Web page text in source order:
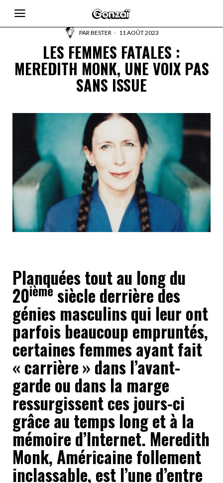
PARBESTER 11 AOÛT 2023
LES FEMMES FATALES :
MEREDITH MONK, UNE VOIX PAS
SANS ISSUE
Planquées tout au long du
20ième siècle derrière des
génies masculins qui leur ont
parfois beaucoup empruntés,
certaines femmes ayant fait
« carrière » dans l’avant-
garde ou dans la marge
ressurgissent ces jours-ci
grâce au temps long et à la
mémoire d’Internet. Meredith
Monk, Américaine follement
inclassable, est l’une d’entre